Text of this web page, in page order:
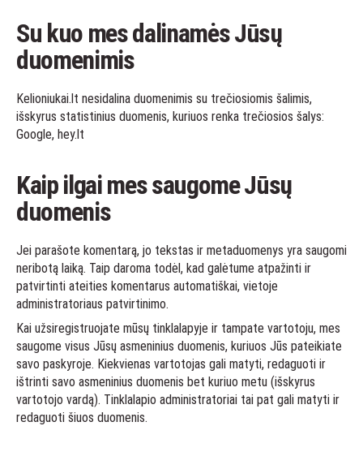
Su kuo mes dalinamės Jūsų
duomenimis
Kelioniukai.lt nesidalina duomenimis su trečiosiomis šalimis,
išskyrus statistinius duomenis, kuriuos renka trečiosios šalys:
Google, hey.lt
Kaip ilgai mes saugome Jūsų
duomenis
Jei parašote komentarą, jo tekstas ir metaduomenys yra saugomi
neribotą laiką. Taip daroma todėl, kad galėtume atpažinti ir
patvirtinti ateities komentarus automatiškai, vietoje
administratoriaus patvirtinimo.
Kai užsiregistruojate mūsų tinklalapyje ir tampate vartotoju, mes
saugome visus Jūsų asmeninius duomenis, kuriuos Jūs pateikiate
savo paskyroje. Kiekvienas vartotojas gali matyti, redaguoti ir
ištrinti savo asmeninius duomenis bet kuriuo metu (išskyrus
vartotojo vardą). Tinklalapio administratoriai tai pat gali matyti ir
redaguoti šiuos duomenis.